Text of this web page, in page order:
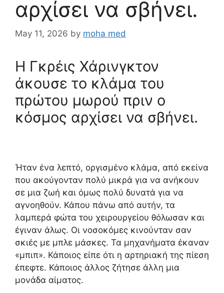
αρχίσει να σβήνει.
May 11, 2026 by moha med
Η Γκρέις Χάρινγκτον
άκουσε το κλάμα του
πρώτου μωρού πριν ο
κόσμος αρχίσει να σβήνει.
Ήταν ένα λεπτό, οργισμένο κλάμα, από εκείνα
που ακούγονταν πολύ μικρά για να ανήκουν
σε μια ζωή και όμως πολύ δυνατά για να
αγνοηθούν. Κάπου πάνω από αυτήν, τα
λαμπερά φώτα του χειρουργείου θόλωσαν και
έγιναν άλως. Οι νοσοκόμες κινούνταν σαν
σκιές με μπλε μάσκες. Τα μηχανήματα έκαναν
«μπιπ». Κάποιος είπε ότι η αρτηριακή της πίεση
έπεφτε. Κάποιος άλλος ζήτησε άλλη μια
μονάδα αίματος.